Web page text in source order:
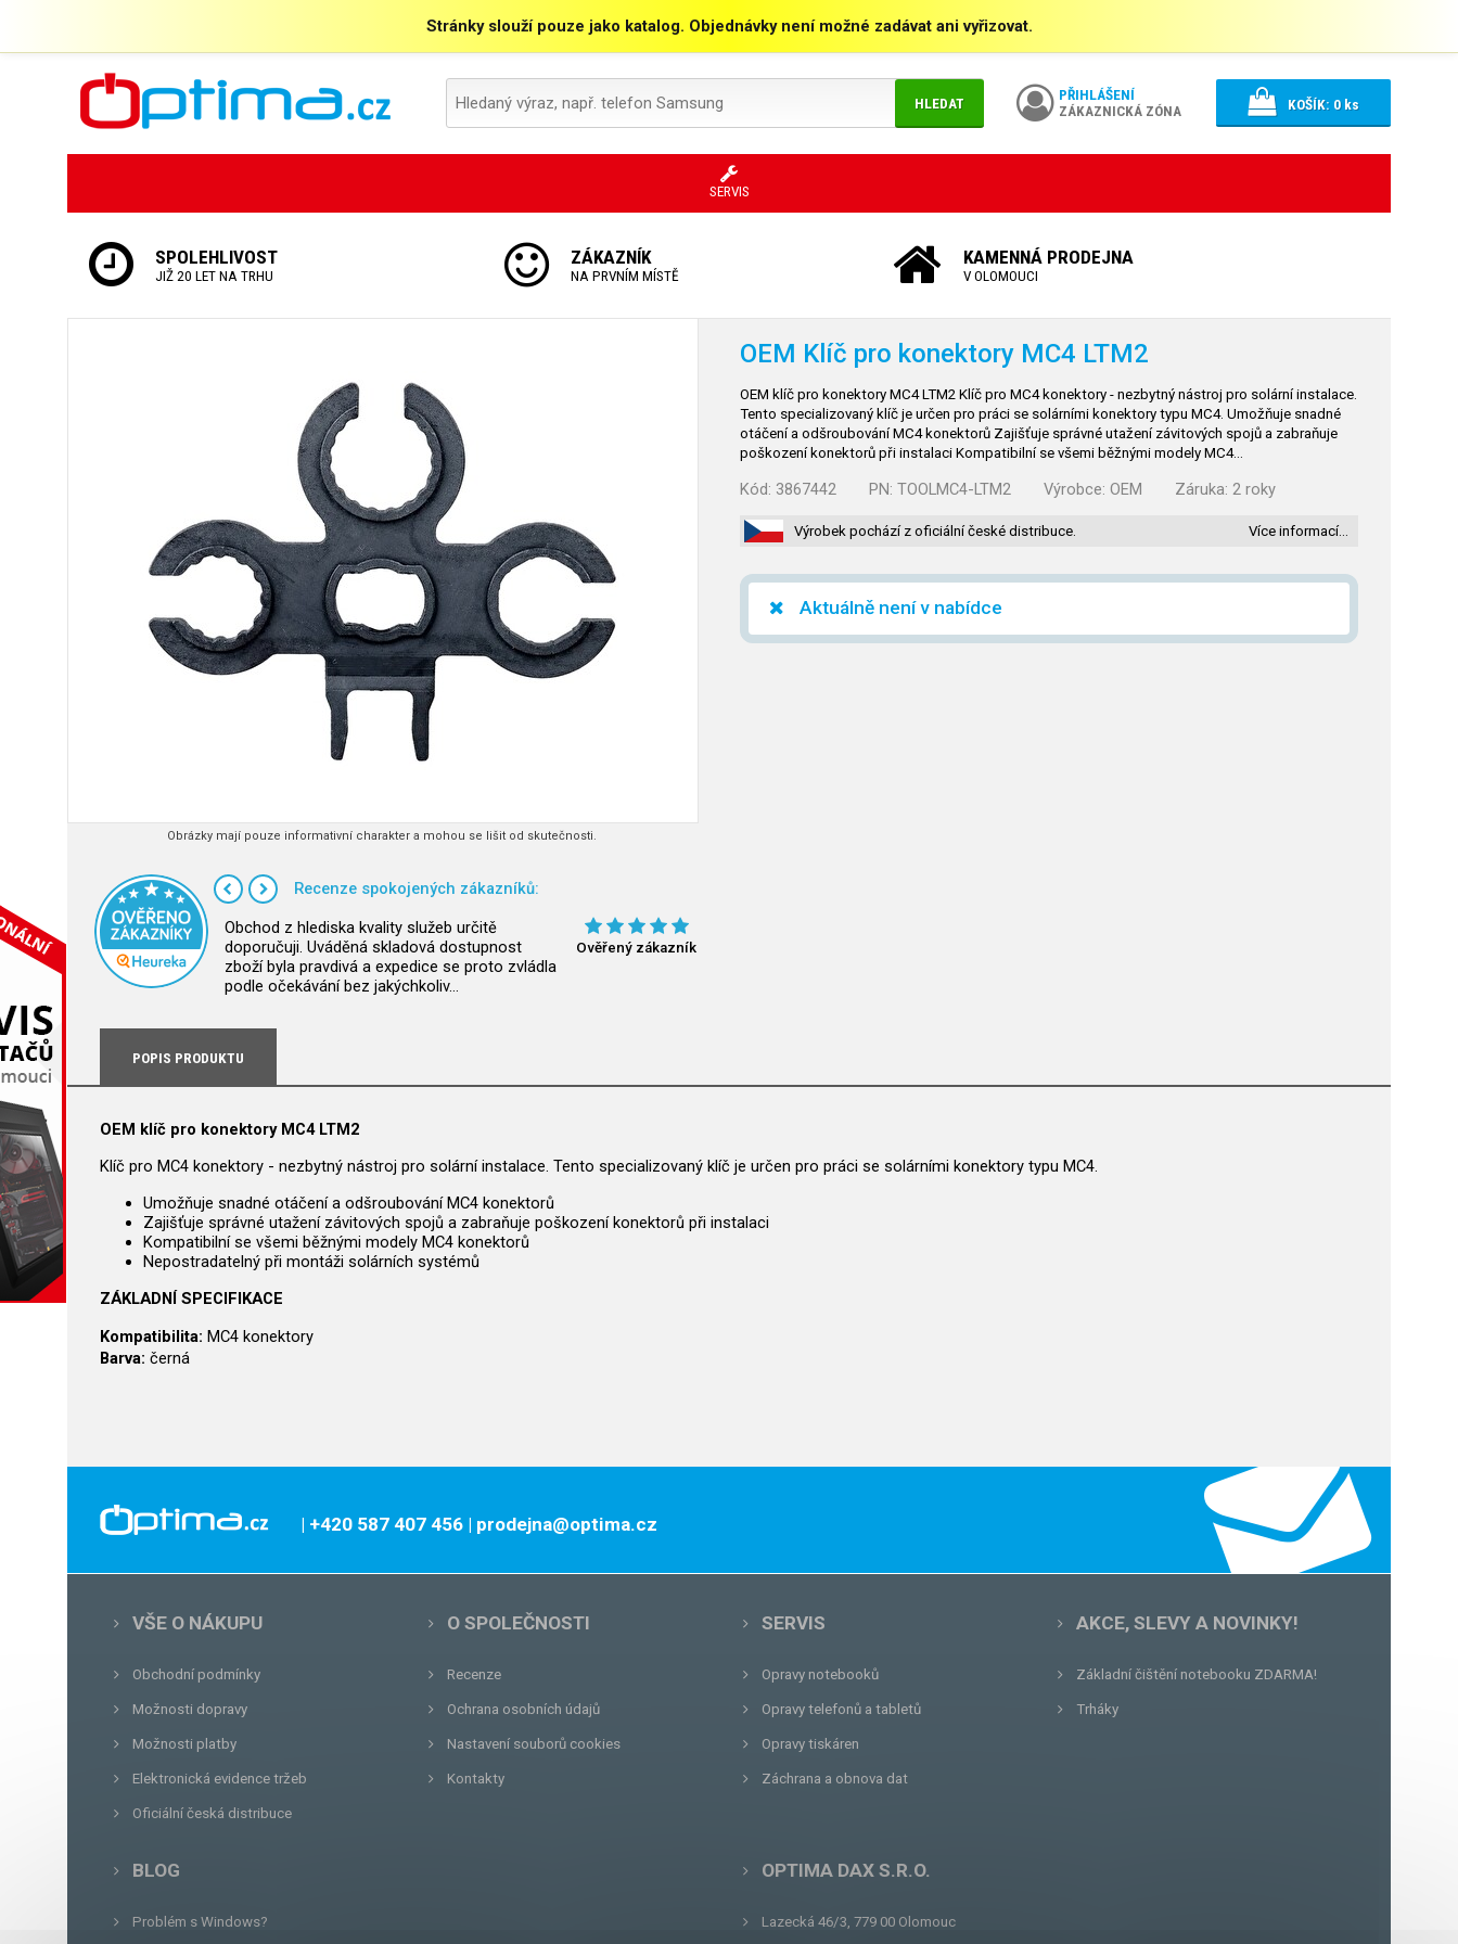
Stránky slouží pouze jako katalog. Objednávky není možné zadávat ani vyřizovat.
HLEDAT
PŘIHLÁŠENÍ
ZÁKAZNICKÁ ZÓNA
KOŠÍK: 0ks
SERVIS
SPOLEHLIVOST
JIŽ 20 LET NA TRHU
ZÁKAZNÍK
NA PRVNÍM MÍSTĚ
KAMENNÁ PRODEJNA
V OLOMOUCI
Obrázky mají pouze informativní charakter a mohou se lišit od skutečnosti.
Recenze spokojených zákazníků:
Obchod z hlediska kvality služeb určitě
doporučuji. Uváděná skladová dostupnost
zboží byla pravdivá a expedice se proto zvládla
podle očekávání bez jakýchkoliv…
Ověřený zákazník
OEM Klíč pro konektory MC4 LTM2
OEM klíč pro konektory MC4 LTM2 Klíč pro MC4 konektory - nezbytný nástroj pro solární instalace.
Tento specializovaný klíč je určen pro práci se solárními konektory typu MC4. Umožňuje snadné
otáčení a odšroubování MC4 konektorů Zajišťuje správné utažení závitových spojů a zabraňuje
poškození konektorů při instalaci Kompatibilní se všemi běžnými modely MC4…
Kód: 3867442 PN: TOOLMC4-LTM2 Výrobce: OEM Záruka: 2 roky
Výrobek pochází z oficiální české distribuce. Více informací…
Aktuálně není v nabídce
POPIS PRODUKTU
OEM klíč pro konektory MC4 LTM2
Klíč pro MC4 konektory - nezbytný nástroj pro solární instalace. Tento specializovaný klíč je určen pro práci se solárními konektory typu MC4.
Umožňuje snadné otáčení a odšroubování MC4 konektorů
Zajišťuje správné utažení závitových spojů a zabraňuje poškození konektorů při instalaci
Kompatibilní se všemi běžnými modely MC4 konektorů
Nepostradatelný při montáži solárních systémů
ZÁKLADNÍ SPECIFIKACE
Kompatibilita: MC4 konektory
Barva: černá
| +420 587 407 456 | prodejna@optima.cz
VŠE O NÁKUPU
Obchodní podmínky
Možnosti dopravy
Možnosti platby
Elektronická evidence tržeb
Oficiální česká distribuce
O SPOLEČNOSTI
Recenze
Ochrana osobních údajů
Nastavení souborů cookies
Kontakty
SERVIS
Opravy notebooků
Opravy telefonů a tabletů
Opravy tiskáren
Záchrana a obnova dat
AKCE, SLEVY A NOVINKY!
Základní čištění notebooku ZDARMA!
Trháky
BLOG
Problém s Windows?
OPTIMA DAX S.R.O.
Lazecká 46/3, 779 00 Olomouc